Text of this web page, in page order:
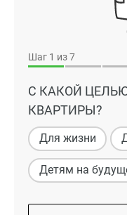
Шаг 1 из 7
С КАКОЙ
КВАРТИРЫ?
Для жизни
Детям на